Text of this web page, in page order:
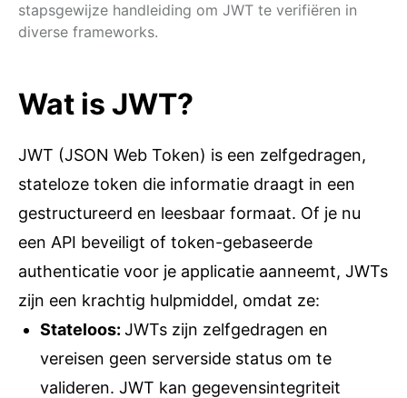
stapsgewijze handleiding om JWT te verifiëren in
diverse frameworks.
Wat is JWT?
JWT (JSON Web Token) is een zelfgedragen,
stateloze token die informatie draagt in een
gestructureerd en leesbaar formaat. Of je nu
een API beveiligt of token-gebaseerde
authenticatie voor je applicatie aanneemt, JWTs
zijn een krachtig hulpmiddel, omdat ze:
Stateloos: JWTs zijn zelfgedragen en
vereisen geen serverside status om te
valideren. JWT kan gegevensintegriteit